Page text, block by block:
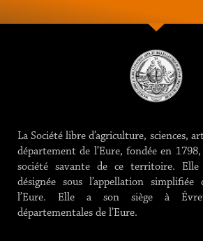
La Société libre d’agriculture, sciences,
département de l’Eure, fondée en
société savante de ce territoire. Elle
désignée sous l’appellation
l’Eure. Elle a son siège à
départementales de l’Eure.